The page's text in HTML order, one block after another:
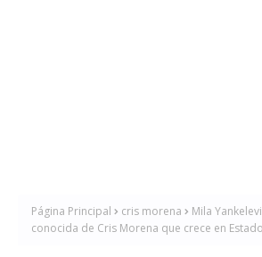
Página Principal cris morena
Mila
conocida de Cris Morena que crece en